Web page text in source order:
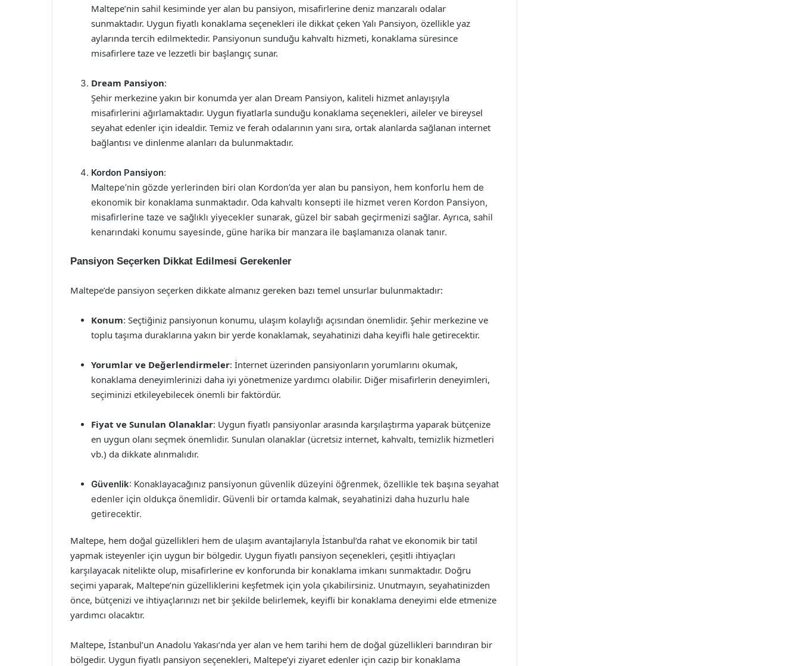
Maltepe’nin sahil kesiminde yer alan bu pansiyon, misafirlerine deniz manzaralı odalar
sunmaktadır. Uygun fiyatlı konaklama seçenekleri ile dikkat çeken Yalı Pansiyon, özellikle yaz
aylarında tercih edilmektedir. Pansiyonun sunduğu kahvaltı hizmeti, konaklama süresince
misafirlere taze ve lezzetli bir başlangıç sunar.
Dream Pansiyon:
Şehir merkezine yakın bir konumda yer alan Dream Pansiyon, kaliteli hizmet anlayışıyla
misafirlerini ağırlamaktadır. Uygun fiyatlarla sunduğu konaklama seçenekleri, aileler ve bireysel
seyahat edenler için idealdir. Temiz ve ferah odalarının yanı sıra, ortak alanlarda sağlanan internet
bağlantısı ve dinlenme alanları da bulunmaktadır.
Kordon Pansiyon:
Maltepe’nin gözde yerlerinden biri olan Kordon’da yer alan bu pansiyon, hem konforlu hem de
ekonomik bir konaklama sunmaktadır. Oda kahvaltı konsepti ile hizmet veren Kordon Pansiyon,
misafirlerine taze ve sağlıklı yiyecekler sunarak, güzel bir sabah geçirmenizi sağlar. Ayrıca, sahil
kenarındaki konumu sayesinde, güne harika bir manzara ile başlamanıza olanak tanır.
Pansiyon Seçerken Dikkat Edilmesi Gerekenler
Maltepe’de pansiyon seçerken dikkate almanız gereken bazı temel unsurlar bulunmaktadır:
Konum: Seçtiğiniz pansiyonun konumu, ulaşım kolaylığı açısından önemlidir. Şehir merkezine ve
toplu taşıma duraklarına yakın bir yerde konaklamak, seyahatinizi daha keyifli hale getirecektir.
Yorumlar ve Değerlendirmeler: İnternet üzerinden pansiyonların yorumlarını okumak,
konaklama deneyimlerinizi daha iyi yönetmenize yardımcı olabilir. Diğer misafirlerin deneyimleri,
seçiminizi etkileyebilecek önemli bir faktördür.
Fiyat ve Sunulan Olanaklar: Uygun fiyatlı pansiyonlar arasında karşılaştırma yaparak bütçenize
en uygun olanı seçmek önemlidir. Sunulan olanaklar (ücretsiz internet, kahvaltı, temizlik hizmetleri
vb.) da dikkate alınmalıdır.
Güvenlik: Konaklayacağınız pansiyonun güvenlik düzeyini öğrenmek, özellikle tek başına seyahat
edenler için oldukça önemlidir. Güvenli bir ortamda kalmak, seyahatinizi daha huzurlu hale
getirecektir.
Maltepe, hem doğal güzellikleri hem de ulaşım avantajlarıyla İstanbul’da rahat ve ekonomik bir tatil
yapmak isteyenler için uygun bir bölgedir. Uygun fiyatlı pansiyon seçenekleri, çeşitli ihtiyaçları
karşılayacak nitelikte olup, misafirlerine ev konforunda bir konaklama imkanı sunmaktadır. Doğru
seçimi yaparak, Maltepe’nin güzelliklerini keşfetmek için yola çıkabilirsiniz. Unutmayın, seyahatinizden
önce, bütçenizi ve ihtiyaçlarınızı net bir şekilde belirlemek, keyifli bir konaklama deneyimi elde etmenize
yardımcı olacaktır.
Maltepe, İstanbul’un Anadolu Yakası’nda yer alan ve hem tarihi hem de doğal güzellikleri barındıran bir
bölgedir. Uygun fiyatlı pansiyon seçenekleri, Maltepe’yi ziyaret edenler için cazip bir konaklama